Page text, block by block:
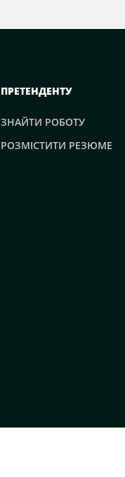
ПРЕТЕНДЕНТУ
ЗНАЙТИ РОБОТУ
РОЗМІСТИТИ РЕЗЮМЕ